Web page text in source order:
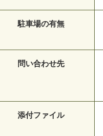
駐車場の有無
問い合わせ先
添付ファイル